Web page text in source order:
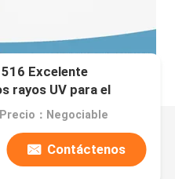
Excelente
rayos UV para el
Precio：Negociable
Contáctenos